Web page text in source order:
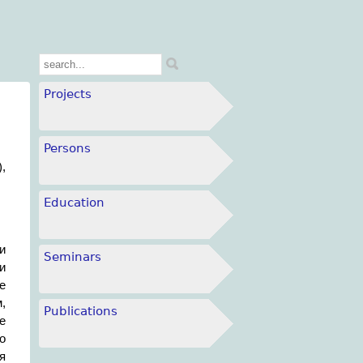
Projects
Persons
Education
Seminars
Publications